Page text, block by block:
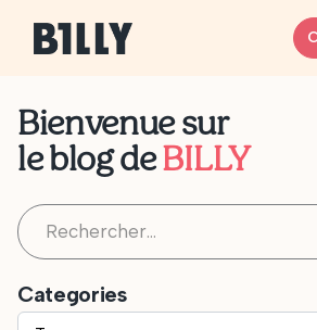
Bienvenue sur
le blog deBILLY
Rechercher :
Categories